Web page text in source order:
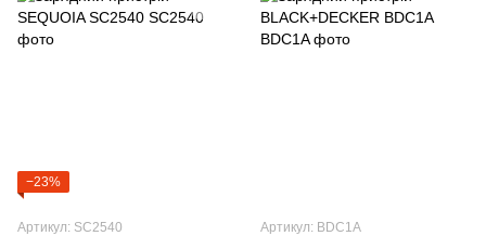
−23%
Артикул: SC2540 Артикул: BDC1A